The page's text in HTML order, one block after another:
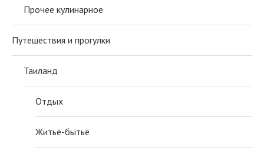
Прочее кулинарное
Путешествия и прогулки
Таиланд
Отдых
Житьё-бытьё